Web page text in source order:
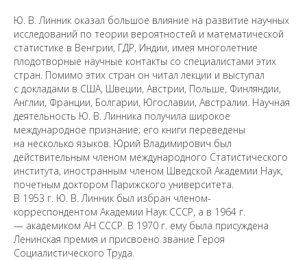
Ю. В. Линник оказал большое влияние на развитие научных
исследований по теории вероятностей и математической
статистике в Венгрии, ГДР, Индии, имея многолетние
плодотворные научные контакты со специалистами этих
стран. Помимо этих стран он читал лекции и выступал
с докладами в США, Швеции, Австрии, Польше, Финляндии,
Англии, Франции, Болгарии, Югославии, Австралии. Научная
деятельность Ю. В. Линника получила широкое
международное признание; его книги переведены
на несколько языков. Юрий Владимирович был
действительным членом международного Статистического
института, иностранным членом Шведской Академии Наук,
почетным доктором Парижского университета.
В 1953 г. Ю. В. Линник был избран членом-
корреспондентом Академии Наук СССР, а в 1964 г.
— академиком АН СССР. В 1970 г. ему была присуждена
Ленинская премия и присвоено звание Героя
Социалистического Труда.
Предложить
дополнения к материалу
Уважаемые универсанты и гости! Если
вы заметили неточность в опубликованных